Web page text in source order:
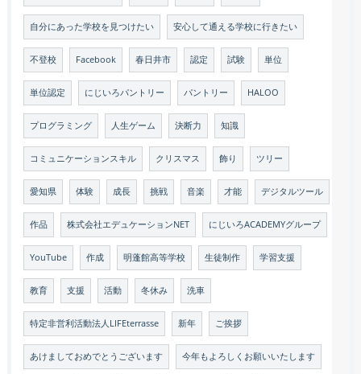
自分にあった学校を見つけたい 安心して通える学校に行きたい
不登校 Facebook 春日井市 認定 試験 単位
単位認定 にじいろパントリー パントリー HALOO
プログラミング 人生ゲーム 決断力 知識
コミュニケーションスキル クリスマス 飾り ツリー
愛知県 体験 成長 挑戦 音楽 才能 デジタルツール
作品 株式会社エデュケーションNET にじいろACADEMYグループ
YouTube 作成 明蓬館高等学校 生徒制作 学習支援
教育 支援 活動 冬休み 洗車
特定非営利活動法人LIFEterrasse 新年 ご挨拶
あけましておめでとうございます 今年もよろしくお願いいたします